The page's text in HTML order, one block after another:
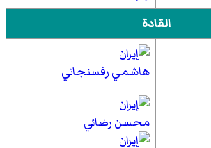
القادة
هاشمي رفسنجاني
محسن رضائي